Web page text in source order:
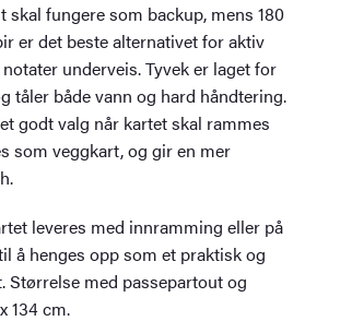
skal fungere som backup, mens 180
er det beste alternativet for aktiv
underveis. Tyvek er laget for
tåler både vann og hard håndtering.
godt valg når kartet skal rammes
som veggkart, og gir en mer
leveres med innramming eller på
å henges opp som et praktisk og
Størrelse med passepartout og
134 cm.